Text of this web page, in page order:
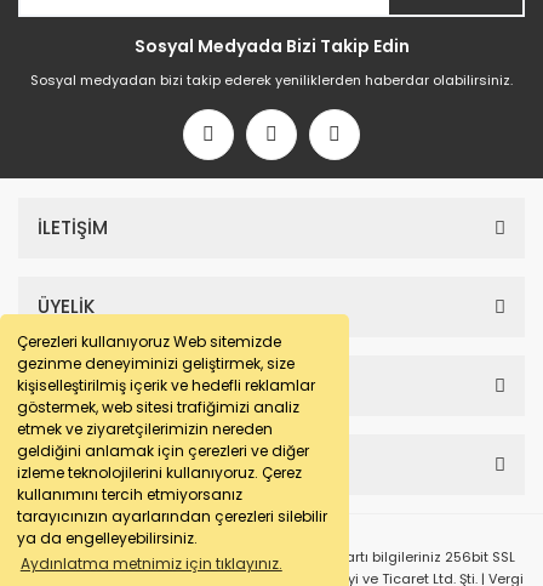
Çerezleri kullanıyoruz Web sitemizde
gezinme deneyiminizi geliştirmek, size
kişiselleştirilmiş içerik ve hedefli reklamlar
göstermek, web sitesi trafiğimizi analiz
etmek ve ziyaretçilerimizin nereden
geldiğini anlamak için çerezleri ve diğer
izleme teknolojilerini kullanıyoruz. Çerez
kullanımını tercih etmiyorsanız
tarayıcınızın ayarlarından çerezleri silebilir
ya da engelleyebilirsiniz.
Aydınlatma metnimiz için tıklayınız.
Sosyal Medyada Bizi Takip Edin
Sosyal medyadan bizi takip ederek yeniliklerden haberdar olabilirsiniz.
İLETİŞİM
ÜYELİK
SAYFALAR
HESABIM
© e-makarna.com Tüm Hakları Saklıdır. Kredi kartı bilgileriniz 256bit SSL
sertifikası ile korunmaktadır. Pasfil Makine Sanayi ve Ticaret Ltd. Şti. | Vergi